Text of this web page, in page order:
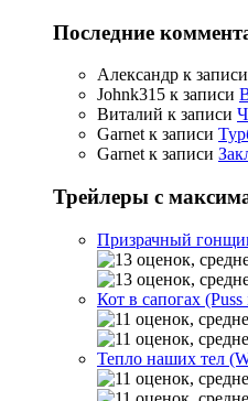
Последние
Александр к записи
Johnk315 к записи
Виталий к записи
Garnetк записи
Garnetк записи
Трейлеры с
Призрачный
Кот в сапогах
Тепло наших тел